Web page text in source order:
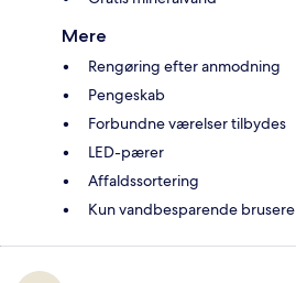
Mere
Rengøring efter anmodning
Pengeskab
Forbundne værelser tilbydes
LED-pærer
Affaldssortering
Kun vandbesparende brusere